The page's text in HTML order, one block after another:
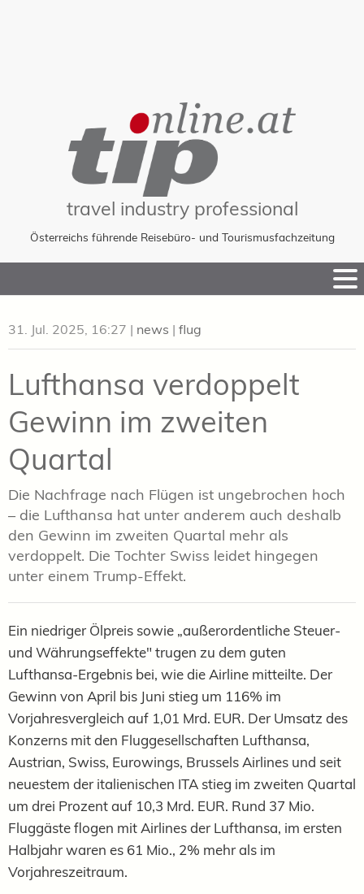
travel industry professional
Österreichs führende Reisebüro- und Tourismusfachzeitung
to
31. Jul. 2025, 16:27 | news | flug
Lufthansa verdoppelt
Gewinn im zweiten
Quartal
Die Nachfrage nach Flügen ist ungebrochen hoch
– die Lufthansa hat unter anderem auch deshalb
den Gewinn im zweiten Quartal mehr als
verdoppelt. Die Tochter Swiss leidet hingegen
unter einem Trump-Effekt.
Ein niedriger Ölpreis sowie „außerordentliche Steuer-
und Währungseffekte" trugen zu dem guten
Lufthansa-Ergebnis bei, wie die Airline mitteilte. Der
Gewinn von April bis Juni stieg um 116% im
Vorjahresvergleich auf 1,01 Mrd. EUR. Der Umsatz des
Konzerns mit den Fluggesellschaften Lufthansa,
Austrian, Swiss, Eurowings, Brussels Airlines und seit
neuestem der italienischen ITA stieg im zweiten Quartal
um drei Prozent auf 10,3 Mrd. EUR. Rund 37 Mio.
Fluggäste flogen mit Airlines der Lufthansa, im ersten
Halbjahr waren es 61 Mio., 2% mehr als im
Vorjahreszeitraum.